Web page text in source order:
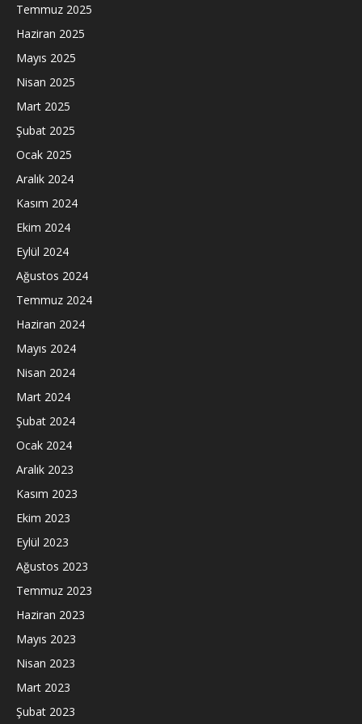
Temmuz 2025
Haziran 2025
Mayıs 2025
Nisan 2025
Mart 2025
Şubat 2025
Ocak 2025
Aralık 2024
Kasım 2024
Ekim 2024
Eylül 2024
Ağustos 2024
Temmuz 2024
Haziran 2024
Mayıs 2024
Nisan 2024
Mart 2024
Şubat 2024
Ocak 2024
Aralık 2023
Kasım 2023
Ekim 2023
Eylül 2023
Ağustos 2023
Temmuz 2023
Haziran 2023
Mayıs 2023
Nisan 2023
Mart 2023
Şubat 2023